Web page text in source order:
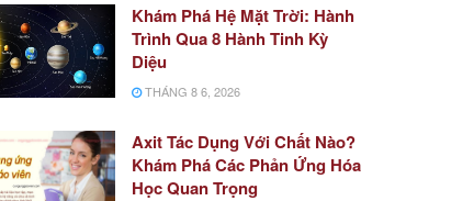
Khám Phá Hệ Mặt Trời: Hành
Trình Qua 8 Hành Tinh Kỳ
Diệu
THÁNG 8 6, 2026
Axit Tác Dụng Với Chất Nào?
Khám Phá Các Phản Ứng Hóa
Học Quan Trọng